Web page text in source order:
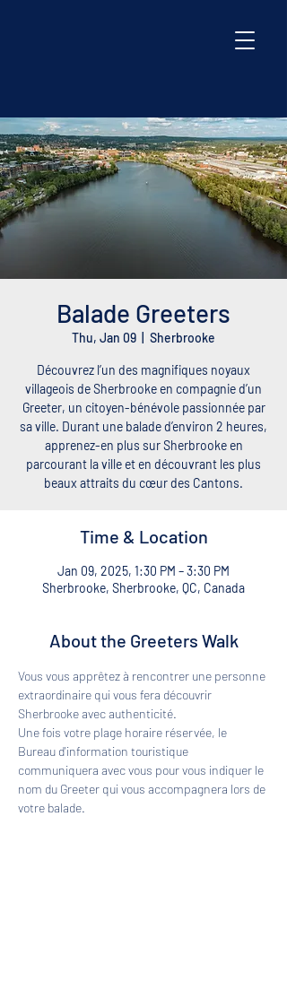
Balade Greeters
Thu, Jan 09 Sherbrooke
Découvrez l’un des magnifiques noyaux
villageois de Sherbrooke en compagnie d’un
Greeter, un citoyen-bénévole passionnée par
sa ville. Durant une balade d’environ 2 heures,
apprenez-en plus sur Sherbrooke en
parcourant la ville et en découvrant les plus
beaux attraits du cœur des Cantons.
Time & Location
Jan 09, 2025, 1:30 PM – 3:30 PM
Sherbrooke, Sherbrooke, QC, Canada
About the Greeters Walk
Vous vous apprêtez à rencontrer une personne
extraordinaire qui vous fera découvrir
Sherbrooke avec authenticité.
Une fois votre plage horaire réservée, le
Bureau d'information touristique
communiquera avec vous pour vous indiquer le
nom du Greeter qui vous accompagnera lors de
votre balade.